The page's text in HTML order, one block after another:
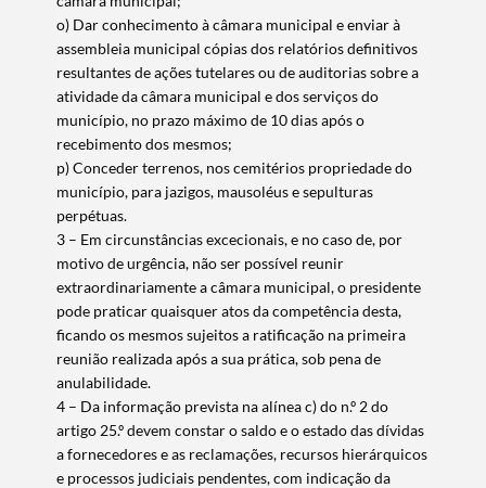
o) Dar conhecimento à câmara municipal e enviar à
assembleia municipal cópias dos relatórios definitivos
resultantes de ações tutelares ou de auditorias sobre a
atividade da câmara municipal e dos serviços do
município, no prazo máximo de 10 dias após o
recebimento dos mesmos;
p) Conceder terrenos, nos cemitérios propriedade do
município, para jazigos, mausoléus e sepulturas
perpétuas.
3 – Em circunstâncias excecionais, e no caso de, por
motivo de urgência, não ser possível reunir
extraordinariamente a câmara municipal, o presidente
pode praticar quaisquer atos da competência desta,
ficando os mesmos sujeitos a ratificação na primeira
reunião realizada após a sua prática, sob pena de
anulabilidade.
4 – Da informação prevista na alínea c) do n.º 2 do
artigo 25.º devem constar o saldo e o estado das dívidas
a fornecedores e as reclamações, recursos hierárquicos
e processos judiciais pendentes, com indicação da